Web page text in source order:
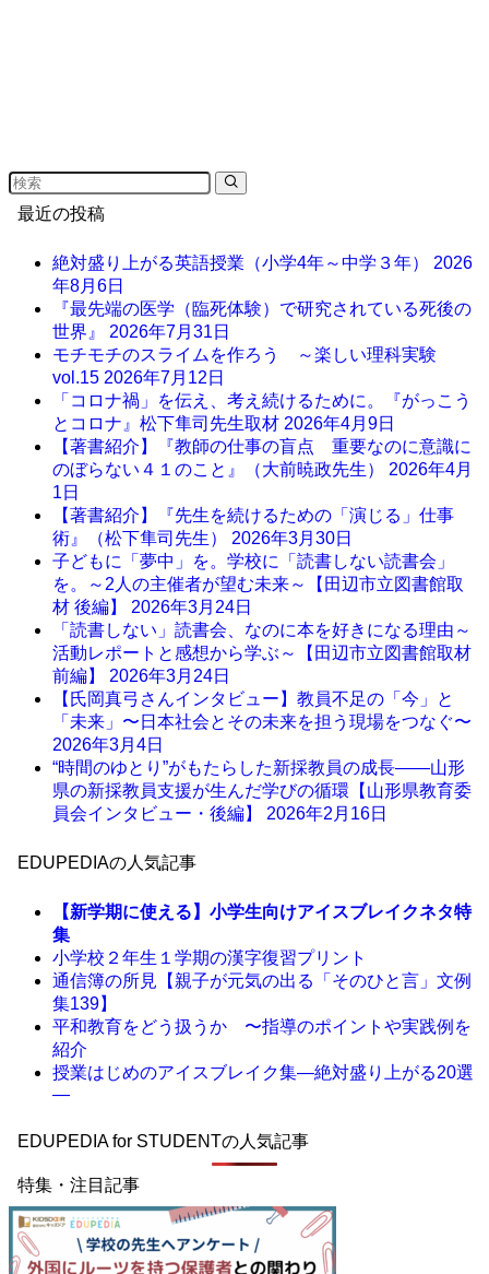
最近の投稿
絶対盛り上がる英語授業（小学4年～中学３年） 2026
年8月6日
『最先端の医学（臨死体験）で研究されている死後の
世界』 2026年7月31日
モチモチのスライムを作ろう ～楽しい理科実験
vol.15 2026年7月12日
「コロナ禍」を伝え、考え続けるために。『がっこう
とコロナ』松下隼司先生取材 2026年4月9日
【著書紹介】『教師の仕事の盲点 重要なのに意識に
のぼらない４１のこと』（大前暁政先生） 2026年4月
1日
【著書紹介】『先生を続けるための「演じる」仕事
術』（松下隼司先生） 2026年3月30日
子どもに「夢中」を。学校に「読書しない読書会」
を。～2人の主催者が望む未来～【田辺市立図書館取
材 後編】 2026年3月24日
「読書しない」読書会、なのに本を好きになる理由～
活動レポートと感想から学ぶ～【田辺市立図書館取材
前編】 2026年3月24日
【氏岡真弓さんインタビュー】教員不足の「今」と
「未来」〜日本社会とその未来を担う現場をつなぐ〜
2026年3月4日
“時間のゆとり”がもたらした新採教員の成長――山形
県の新採教員支援が生んだ学びの循環【山形県教育委
員会インタビュー・後編】 2026年2月16日
EDUPEDIAの人気記事
【新学期に使える】小学生向けアイスブレイクネタ特
集
小学校２年生１学期の漢字復習プリント
通信簿の所見【親子が元気の出る「そのひと言」文例
集139】
平和教育をどう扱うか 〜指導のポイントや実践例を
紹介
授業はじめのアイスブレイク集―絶対盛り上がる20選
―
EDUPEDIA for STUDENTの人気記事
特集・注目記事